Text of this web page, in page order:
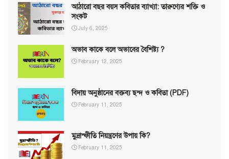
আঠারো বছর বয়স কবিতার ব্যাখ্যা: তারুণ্যের শক্তি ও
সংকট
July 6, 2025
অভাব কাকে বলে অভাবের বৈশিষ্ট্য ?
February 12, 2025
বিদায় অনুষ্ঠানের বক্তব্য ছন্দ ও কবিতা (PDF)
February 11, 2025
মুদ্রাস্ফীতি নিয়ন্ত্রণের উপায় কি?
February 11, 2025